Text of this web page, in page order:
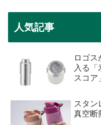
人気記事
ロゴス
入る「
スコア
スタン
真空断